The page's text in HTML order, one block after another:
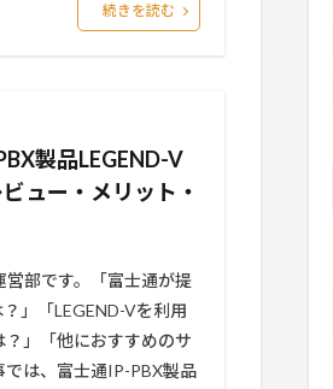
続きを読む
製品LEGEND-V
ュー・メリット・
営部です。「富士通が提
」「LEGEND-Vを利用
」「他におすすめのサ
は、富士通IP-PBX製品